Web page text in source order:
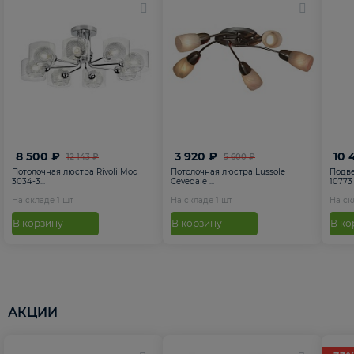
12 143 ₽
8 500 ₽
Потолочная люстра Rivoli Mod
3034-3...
На складе 1 шт
В корзину
5 600 ₽
3 920 ₽
Потолочная люстра Lussole
Cevedale ...
На складе 1 шт
В корзину
10
10773
На
В
АКЦИИ